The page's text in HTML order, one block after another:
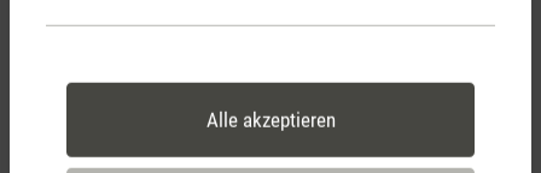
Alle akzeptieren
kühlend wirkt. Ventilatoren gibt es in allen Grössen, Farben
und mit unterschiedlichen Windleistungen und Funktionen –